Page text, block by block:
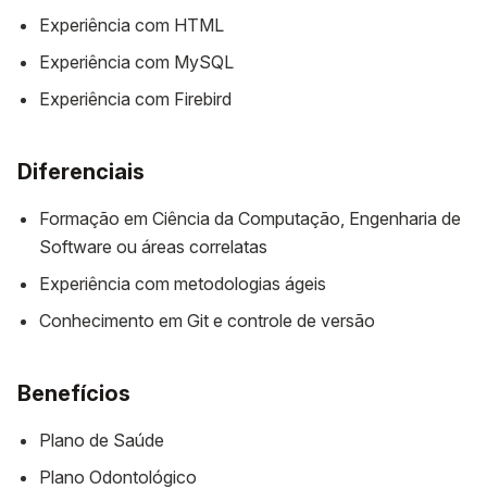
Experiência com HTML
Experiência com MySQL
Experiência com Firebird
Diferenciais
Formação em Ciência da Computação, Engenharia de
Software ou áreas correlatas
Experiência com metodologias ágeis
Conhecimento em Git e controle de versão
Benefícios
Plano de Saúde
Plano Odontológico